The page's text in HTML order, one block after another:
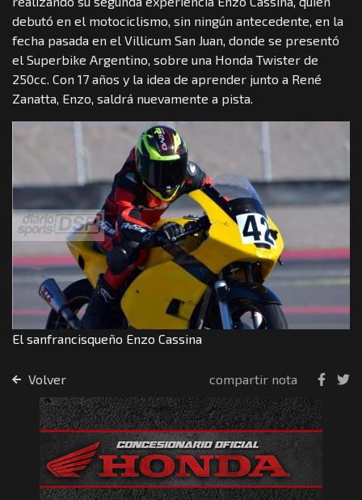
debutó en el motociclismo, sin ningún antecedente, en la
fecha pasada en el Villicum San Juan, donde se presentó
el Superbike Argentino, sobre una Honda Twister de
250cc. Con 17 años y la idea de aprender junto a René
Zanatta, Enzo, saldrá nuevamente a pista.
El sanfrancisqueño Enzo Cassina
Volver compartir nota